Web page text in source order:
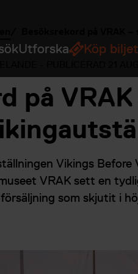
Utforska Köp
på
Vikings Before
VRAK sett en
som skjutit i